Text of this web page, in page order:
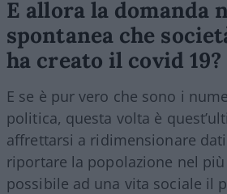
E allora la domanda
spontanea che
ha creato il covid 19?
E se è pur vero che sono i
politica, questa volta è
affrettarsi a ridimensionare
riportare la popolazione nel
possibile ad una vita sociale il